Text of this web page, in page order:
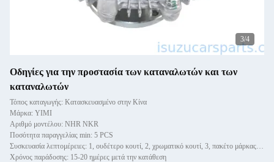
3/4
Οδηγίες για την προστασία των καταναλωτών και των
καταναλωτών
Τόπος καταγωγής: Κατασκευασμένο στην Κίνα
Μάρκα: YIMI
Αριθμό μοντέλου: NHR NKR
Ποσότητα παραγγελίας min: 5 PCS
Συσκευασία λεπτομέρειες: 1, ουδέτερο κουτί, 2, χρωματικό κουτί, 3, πακέτο μάρκας πελάτη
Χρόνος παράδοσης: 15-20 ημέρες μετά την κατάθεση